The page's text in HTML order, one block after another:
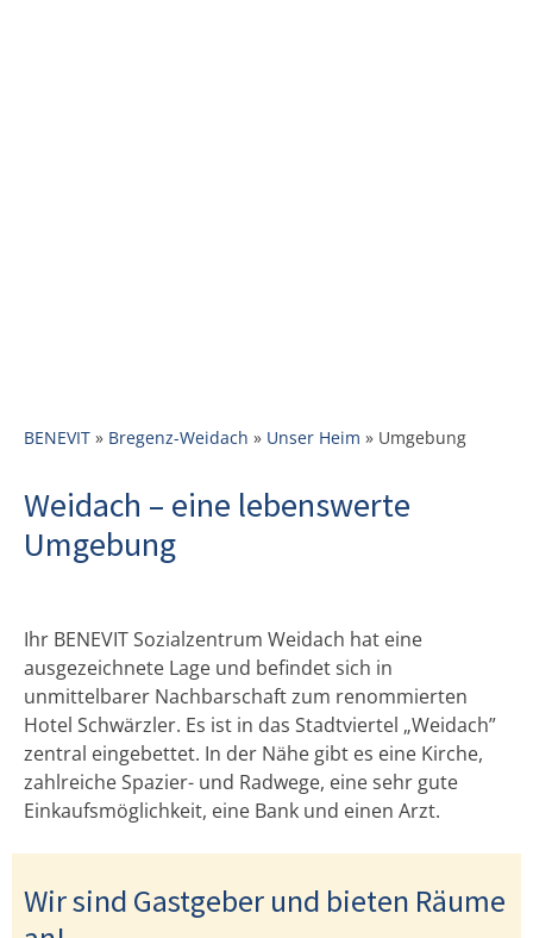
BENEVIT » Bregenz-Weidach » Unser Heim » Umgebung
Weidach – eine lebenswerte
Umgebung
Ihr BENEVIT Sozialzentrum Weidach hat eine
ausgezeichnete Lage und befindet sich in
unmittelbarer Nachbarschaft zum renommierten
Hotel Schwärzler. Es ist in das Stadtviertel „Weidach”
zentral eingebettet. In der Nähe gibt es eine Kirche,
zahlreiche Spazier- und Radwege, eine sehr gute
Einkaufsmöglichkeit, eine Bank und einen Arzt.
Wir sind Gastgeber und bieten Räume